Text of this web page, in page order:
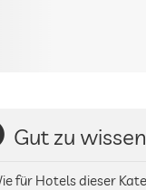
Gut zu wissen
für Hotels dieser